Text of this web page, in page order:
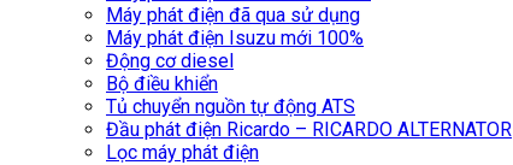
Máy phát điện đã qua sử dụng
Máy phát điện Isuzu mới 100%
Động cơ diesel
Bộ điều khiển
Tủ chuyển nguồn tự động ATS
Đầu phát điện Ricardo – RICARDO ALTERNATOR
Lọc máy phát điện